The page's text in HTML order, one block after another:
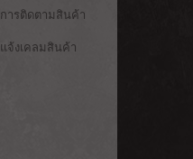
การติดตามสินค้า
แจ้งเคลมสินค้า